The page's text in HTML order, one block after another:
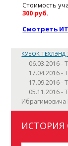
Стоимость
300 руб.
Смотреть
КУБОК
06.03.2016 -
17.04.2016
17.09.2016 -
05.11.2016 -
Ибрагимовича
ИСТОРИЯ